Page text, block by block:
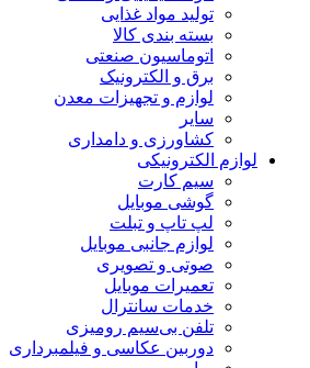
تولید مواد غذایی
بسته بندی کالا
اتوماسیون صنعتی
برق و الکترونیک
لوازم و تجهیزات معدن
سایر
کشاورزی و دامداری
لوازم الکترونیکی
سیم کارت
گوشی موبایل
لپ تاپ و تبلت
لوازم جانبی موبایل
صوتی و تصویری
تعمیرات موبایل
خدمات سانترال
تلفن بی‌سیم رومیزی
دوربین عکاسی و فیلمبرداری